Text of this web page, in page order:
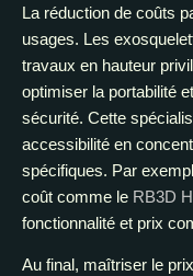
La réduction de coûts
usages. Les
travaux en hauteur
optimiser la portabilité
sécurité. Cette
accessibilité en
spécifiques. Par
coût comme le RB3D
fonctionnalité et prix
Au final, maîtriser le